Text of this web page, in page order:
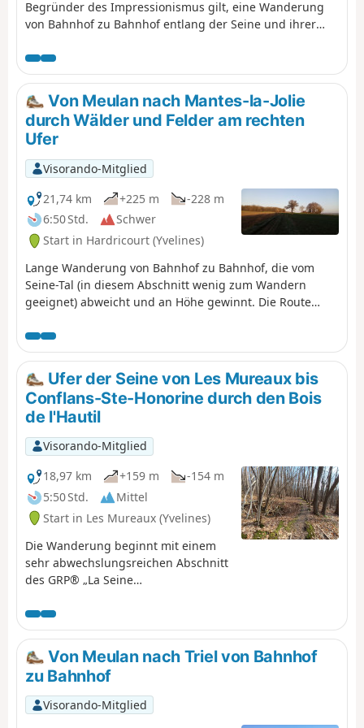
Begründer des Impressionismus gilt, eine Wanderung
von Bahnhof zu Bahnhof entlang der Seine und ihrer
halber Strecke bieten sich mehrere Besichtigungen in
Giverny an, wo der Maler von 1883 bis zu seinem Tod
1926 lebte und arbeitete. Am Ende der Wanderung lohnt
sich ein Abstecher zur Stiftskirche von Vernon.
Von Meulan nach Mantes-la-Jolie
durch Wälder und Felder am rechten
Ufer
Visorando-Mitglied
21,74 km
+225 m
-228 m
6:50 Std.
Schwer
Start in Hardricourt (Yvelines)
Lange Wanderung von Bahnhof zu Bahnhof, die vom
Seine-Tal (in diesem Abschnitt wenig zum Wandern
geeignet) abweicht und an Höhe gewinnt. Die Route
Passagen durch Felder mit weitreichenden Ausblicken.
Es erwartet Sie ein schönes Kulturerbe mit zwei schönen
romanischen Kirchen im ersten Teil und, am Ende und
als Höhepunkt, der gotischen Stiftskirche von Mantes-la-
Jolie.
Ufer der Seine von Les Mureaux bis
Conflans-Ste-Honorine durch den Bois
de l'Hautil
Visorando-Mitglied
18,97 km
+159 m
-154 m
5:50 Std.
Mittel
Start in Les Mureaux (Yvelines)
Die Wanderung beginnt mit einem
sehr abwechslungsreichen Abschnitt
des GRP® „La Seine
der imposanten ESA-Fabrik der
Ariane-Rakete und ihrem
Verladehafen, einem hübschen
Yachthafen, der Île de loisir du Val de
Seine und mehreren sehr
weitläufigen Teichen vorbeiführt.
Weiter geht es nach Triel-sur-Seine
Von Meulan nach Triel von Bahnhof
zu Bahnhof
Visorando-Mitglied